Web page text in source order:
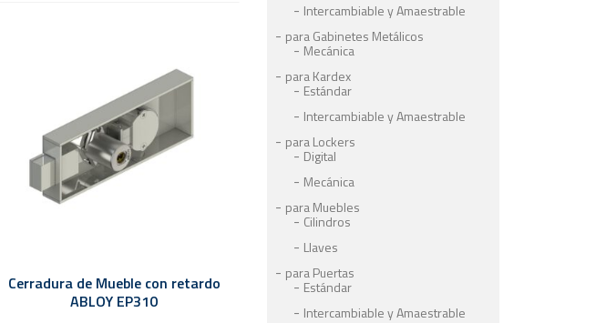
Cerradura de Mueble con retardo
ABLOY EP310
Intercambiable y Amaestrable
para Gabinetes Metálicos
Mecánica
para Kardex
Estándar
Intercambiable y Amaestrable
para Lockers
Digital
Mecánica
para Muebles
Cilindros
Llaves
para Puertas
Estándar
Intercambiable y Amaestrable